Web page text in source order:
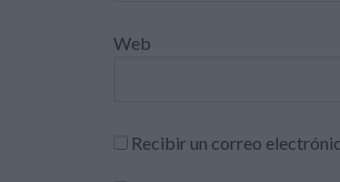
Web
Recibir un correo